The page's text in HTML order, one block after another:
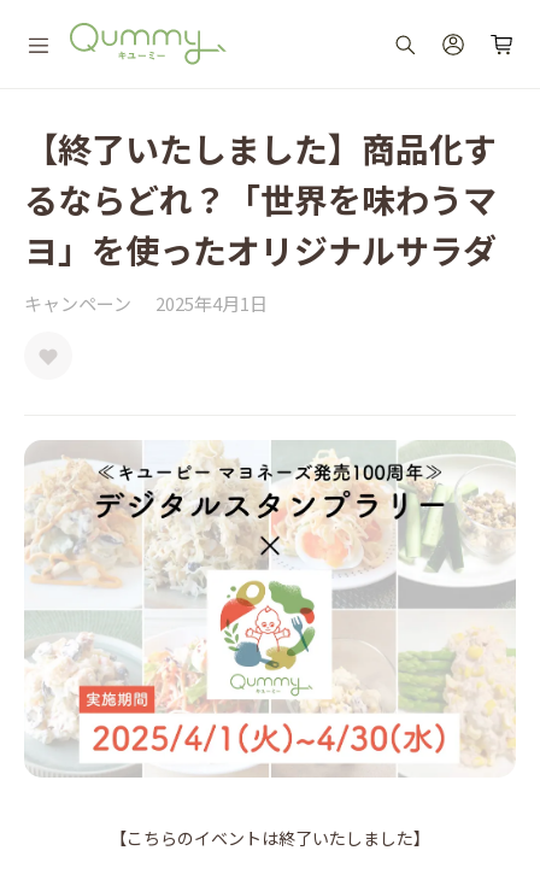
【終了いたしました】商品化す
るならどれ？「世界を味わうマ
ヨ」を使ったオリジナルサラダ
キャンペーン 2025年4月1日
【こちらのイベントは終了いたしました】